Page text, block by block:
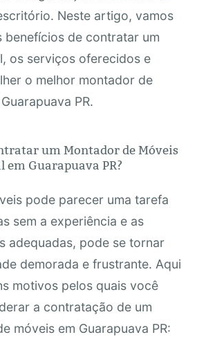
Neste artigo, vamos
benefícios de contratar um
os serviços oferecidos e
o melhor montador de
PR.
um Montador de Móveis
em Guarapuava PR?
pode parecer uma tarefa
sem a experiência e as
adequadas, pode se tornar
demorada e frustrante. Aqui
motivos pelos quais você
a contratação de um
móveis em Guarapuava PR: